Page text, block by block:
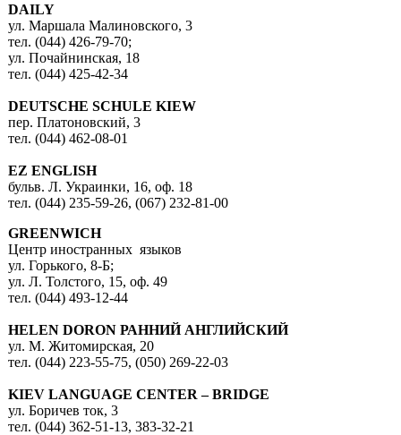
DAILY
ул. Маршала Малиновского, 3
тел. (044) 426-79-70;
ул. Почайнинская, 18
тел. (044) 425-42-34
DEUTSCHE SCHULE KIEW
пер. Платоновский, 3
тел. (044) 462-08-01
EZ ENGLISH
бульв. Л. Украинки, 16, оф. 18
тел. (044) 235-59-26, (067) 232-81-00
GREENWICH
Центр иностранных языков
ул. Горького, 8-Б;
ул. Л. Толстого, 15, оф. 49
тел. (044) 493-12-44
HELEN DORON РАННИЙ АНГЛИЙСКИЙ
ул. М. Житомирская, 20
тел. (044) 223-55-75, (050) 269-22-03
KIEV LANGUAGE CENTER – BRIDGE
ул. Боричев ток, 3
тел. (044) 362-51-13, 383-32-21